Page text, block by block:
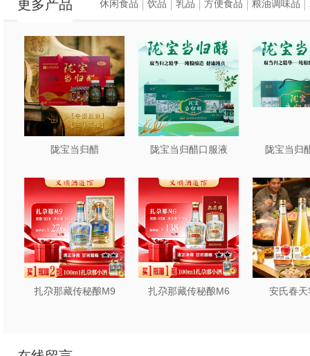
陇宝当归醋 陇宝当归醋口服液 陇宝当归
扎尕那藏传秘酿M9 扎尕那藏传秘酿M6 安氏春天
休闲食品 饮品 乳品 方便食品 粮油调味品